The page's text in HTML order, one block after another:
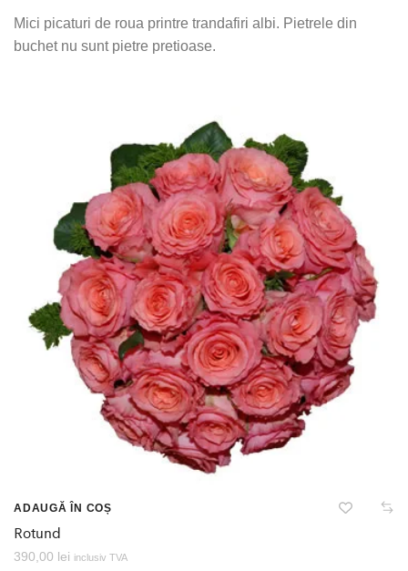
Mici picaturi de roua printre trandafiri albi. Pietrele din
buchet nu sunt pietre pretioase.
ADAUGĂ ÎN COȘ
Rotund
390,00 lei inclusiv TVA